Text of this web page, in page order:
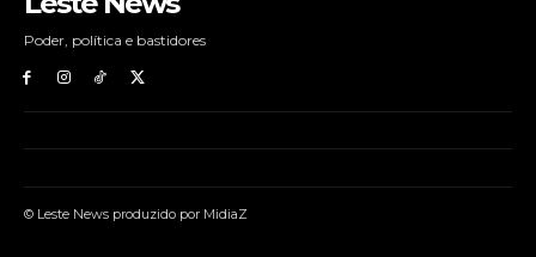
Poder, política e bastidores
© Leste News produzido por MidiaZ